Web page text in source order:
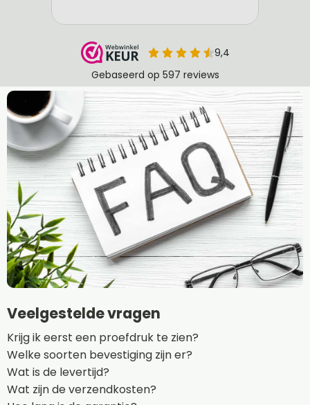
Veelgestelde vragen
Krijg ik eerst een proefdruk te zien?
Welke soorten bevestiging zijn er?
Wat is de levertijd?
Wat zijn de verzendkosten?